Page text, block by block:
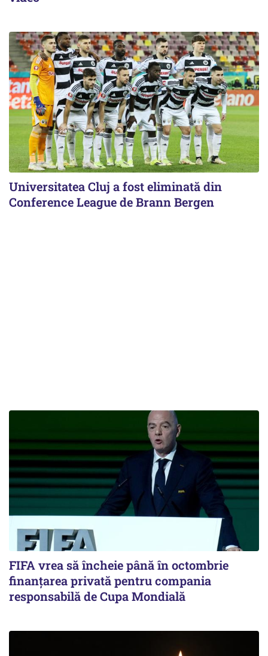
Universitatea Cluj a fost eliminată din
Conference League de Brann Bergen
FIFA vrea să încheie până în octombrie
finanțarea privată pentru compania
responsabilă de Cupa Mondială